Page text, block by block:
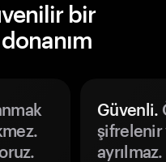
bir
Güvenli.
şifrelenir